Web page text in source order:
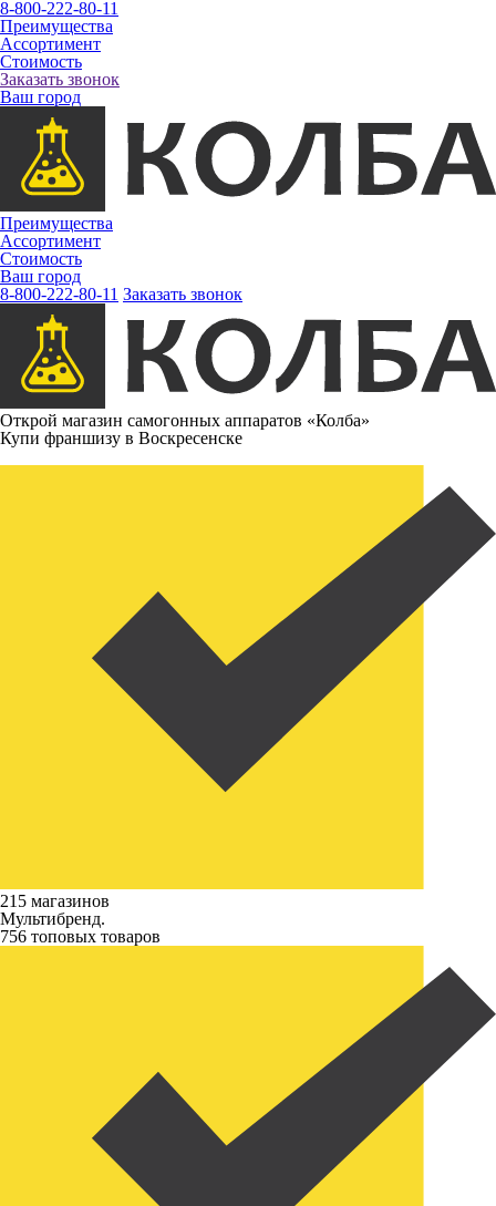
8-800-222-80-11
Преимущества
Ассортимент
Стоимость
Заказать звонок
Ваш город
Преимущества
Ассортимент
Стоимость
Ваш город
8-800-222-80-11 Заказать звонок
Открой магазин самогонных аппаратов «Колба»
Купи франшизу в Воскресенске
215 магазинов
Мультибренд.
756 топовых товаров